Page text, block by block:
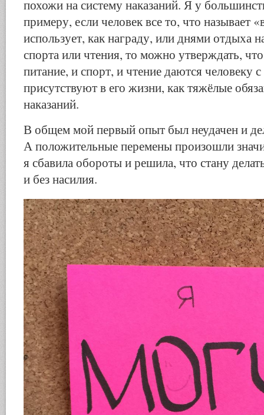
похожи на систему наказаний. Я у
примеру, если человек все то, что называет
использует, как награду, или днями отдыха
спорта или чтения, то можно утверждать,
питание, и спорт, и чтение даются человеку
присутствуют в его жизни, как тяжёлые
наказаний.
В общем мой первый опыт был неудачен и
А положительные перемены произошли
я сбавила обороты и решила, что стану
и без насилия.